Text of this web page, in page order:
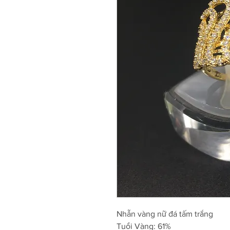
Nhẫn vàng nữ đá tấm trắng
Tuổi Vàng: 61%